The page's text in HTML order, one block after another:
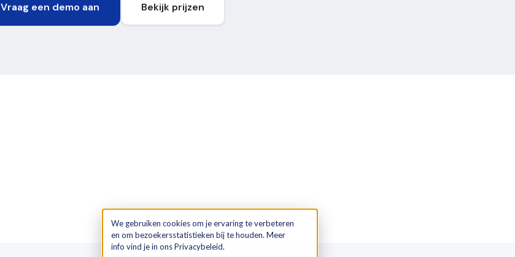
We gebruiken cookies om je ervaring te verbeteren
en om bezoekersstatistieken bij te houden. Meer
info vind je in ons Privacybeleid.
Vraag een demo aan Bekijk prijzen